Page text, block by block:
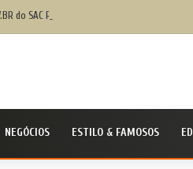
do SAC Rodoviária, em Salvador, ajuda
NEGÓCIOS ESTILO & FAMOSOS